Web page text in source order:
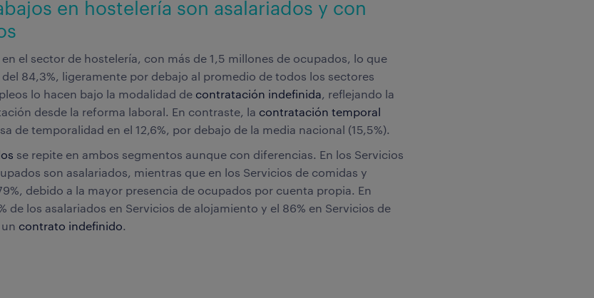
en hostelería son asalariados y con
el sector de hostelería, con más de 1,5 millones de ocupados, lo que
84,3%, ligeramente por debajo al promedio de todos los sectores
lo hacen bajo la modalidad de contratación indefinida, reflejando la
desde la reforma laboral. En contraste, la contratación temporal
de temporalidad en el 12,6%, por debajo de la media nacional (15,5%).
se repite en ambos segmentos aunque con diferencias. En los Servicios
son asalariados, mientras que en los Servicios de comidas y
debido a la mayor presencia de ocupados por cuenta propia. En
de los asalariados en Servicios de alojamiento y el 86% en Servicios de
contrato indefinido.